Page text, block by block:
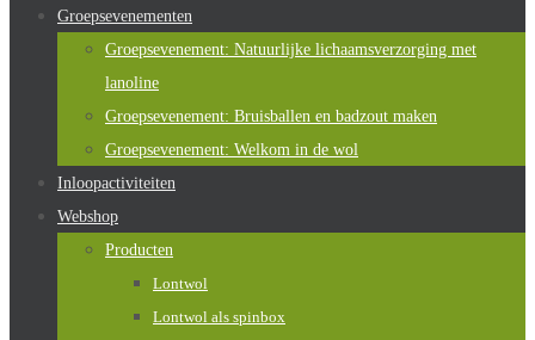
Groepsevenementen
Groepsevenement: Natuurlijke lichaamsverzorging met
lanoline
Groepsevenement: Bruisballen en badzout maken
Groepsevenement: Welkom in de wol
Inloopactiviteiten
Webshop
Producten
Lontwol
Lontwol als spinbox